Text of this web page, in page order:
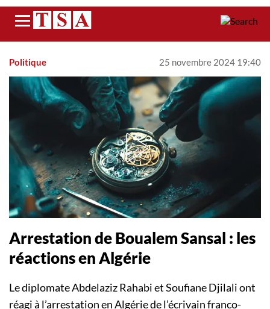
Menu
Politique 25 novembre 2024 19:40
Arrestation de Boualem Sansal : les
réactions en Algérie
Le diplomate Abdelaziz Rahabi et Soufiane Djilali ont
réagi à l’arrestation en Algérie de l’écrivain franco-